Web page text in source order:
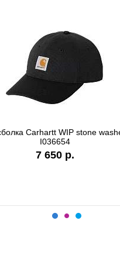
Бейсболка Carhartt WIP
6 990 р.